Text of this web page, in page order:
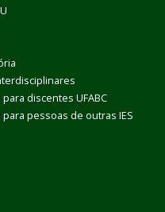
discentes UFABC
pessoas de outras IES